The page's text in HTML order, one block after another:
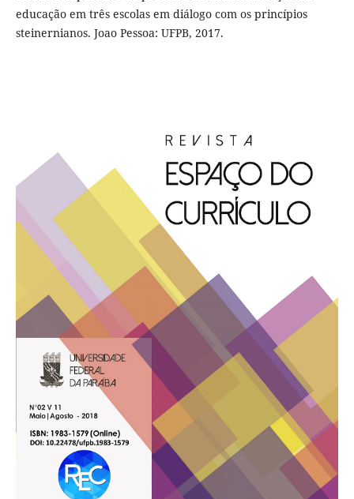
educação em três escolas em diálogo com os princípios
steinernianos. Joao Pessoa: UFPB, 2017.